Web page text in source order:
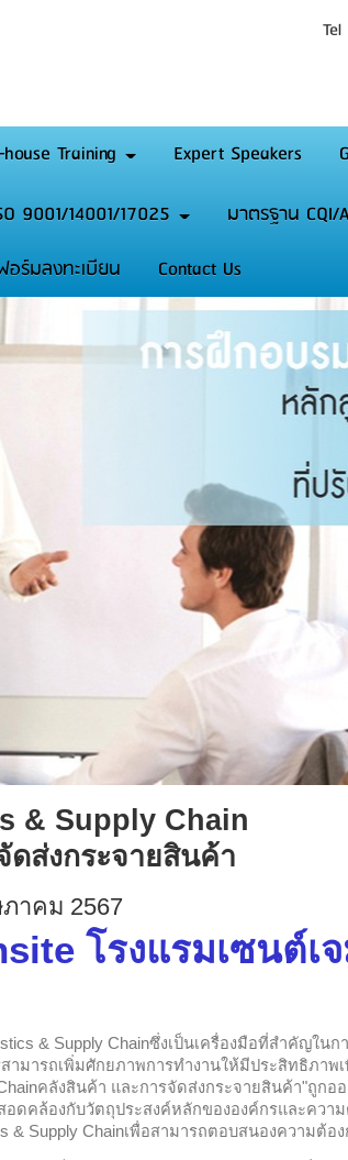
Training Expert Speakers
9001/14001/17025
มาตรฐาน
ร์มลงทะเบียน
Contact Us
& Supply Chain
ดส่งกระจายสินค้า
าคม 2567
โรงแรมเซนต์เ
& Supply Chainซึ่งเป็นเครื่องมือที่สำคัญในก
ามารถเพิ่มศักยภาพการทำงานให้มีประสิทธิภาพ
คลังสินค้า และการจัดส่งกระจายสินค้า"ถูกอ
อดคล้องกับวัตถุประสงค์หลักขององค์กรและควา
& Supply Chainเพื่อสามารถตอบสนองความต้อ